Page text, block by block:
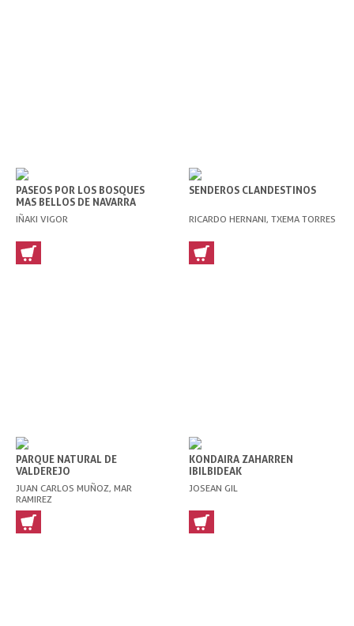
PASEOS POR LOS BOSQUES
MAS BELLOS DE NAVARRA
IÑAKI VIGOR
SENDEROS CLANDESTINOS
RICARDO HERNANI, TXEMA TORRES
PARQUE NATURAL DE
VALDEREJO
JUAN CARLOS MUÑOZ, MAR
RAMIREZ
KONDAIRA ZAHARREN
IBILBIDEAK
JOSEAN GIL